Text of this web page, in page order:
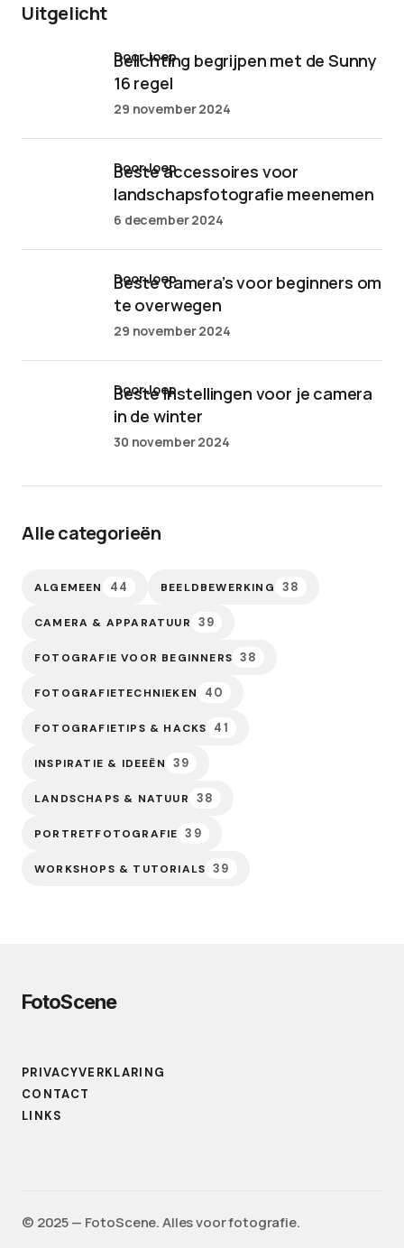
Uitgelicht
Belichting begrijpen met de Sunny
16 regel
door Joep
29 november 2024
Beste accessoires voor
landschapsfotografie meenemen
door Joep
6 december 2024
Beste camera’s voor beginners om
te overwegen
door Joep
29 november 2024
Beste instellingen voor je camera
in de winter
door Joep
30 november 2024
Alle categorieën
ALGEMEEN 44 BEELDBEWERKING 38
CAMERA & APPARATUUR 39
FOTOGRAFIE VOOR BEGINNERS 38
FOTOGRAFIETECHNIEKEN 40
FOTOGRAFIETIPS & HACKS 41
INSPIRATIE & IDEEËN 39
LANDSCHAPS & NATUUR 38
PORTRETFOTOGRAFIE 39
WORKSHOPS & TUTORIALS 39
FotoScene
PRIVACYVERKLARING
CONTACT
LINKS
©️ 2025 — FotoScene. Alles voor fotografie.